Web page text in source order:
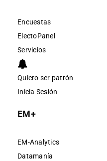
Encuestas
ElectoPanel
Servicios
Quiero ser patrón
Inicia Sesión
EM+
EM-Analytics
Datamanía